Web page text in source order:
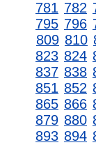
781 782
795 796
809 810
823 824
837 838
851 852
865 866
879 880
893 894